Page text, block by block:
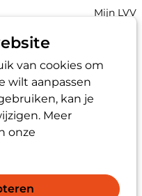
van cookies om
wilt aanpassen
kan je
Meer
onze
Zoek
Account
Mijn LVV
aan
wachtwoord te